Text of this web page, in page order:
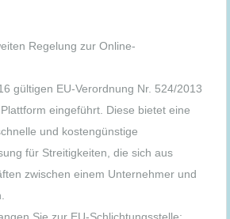
Regelung zur Online-
gültigen EU-Verordnung Nr. 524/2013
eingeführt. Diese bietet eine
und kostengünstige
für Streitigkeiten, die sich aus
zwischen einem Unternehmer und